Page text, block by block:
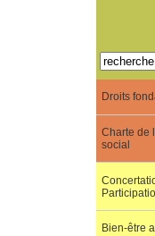
À
Droits
Charte de
social
Bien-être